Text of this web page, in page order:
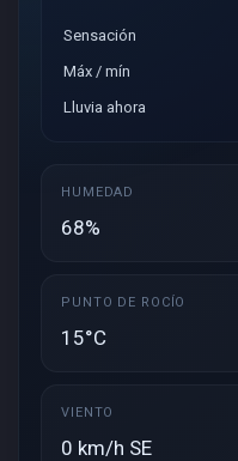
Sensación
Máx / mín
Lluvia ahora
HUMEDAD
68%
PUNTO DE ROCÍO
15°C
VIENTO
0 km/h SE